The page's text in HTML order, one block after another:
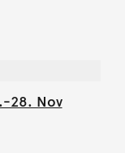
28. Nov